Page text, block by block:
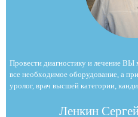
Провести диагностику и лечение ВЫ
все необходимое оборудование, а
уролог, врач высшей категории,
Ленкин